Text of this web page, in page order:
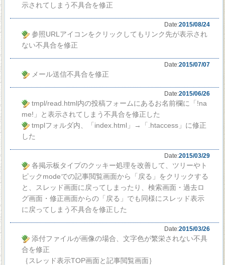
示されてしまう不具合を修正
Date:2015/08/24
参照URLアイコンをクリックしてもリンク先が表示され
ない不具合を修正
Date:2015/07/07
メール送信不具合を修正
Date:2015/06/26
tmpl/read.html内の投稿フォームにあるお名前欄に「!na
me!」と表示されてしまう不具合を修正した
tmplフォルダ内、「index.html」→「.htaccess」に修正
した
Date:2015/03/29
各掲示板タイプのクッキー処理を改善して、ツリーやト
ピックmodeでの記事閲覧画面から「戻る」をクリックする
と、スレッド画面に戻ってしまったり、検索画面・過去ロ
グ画面・修正画面からの「戻る」でも同様にスレッド表示
に戻ってしまう不具合を修正した
Date:2015/03/26
添付ファイルが画像の場合、文字色が繁栄されない不具
合を修正
｛スレッド表示TOP画面と記事閲覧画面｝